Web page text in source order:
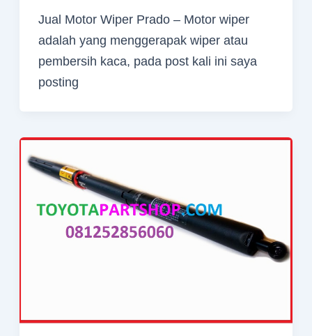
Jual Motor Wiper Prado – Motor wiper
adalah yang menggerapak wiper atau
pembersih kaca, pada post kali ini saya
posting